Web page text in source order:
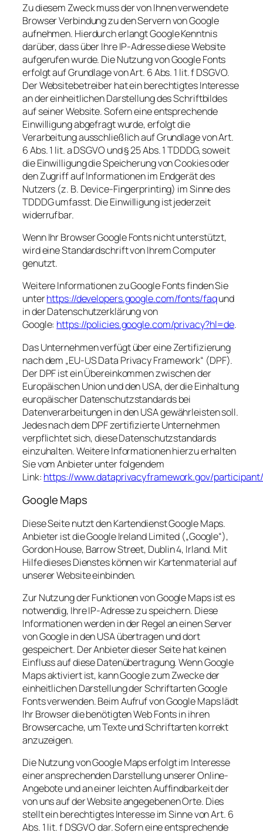
Zu diesem Zweck muss der von Ihnen verwendete
Browser Verbindung zu den Servern von Google
aufnehmen. Hierdurch erlangt Google Kenntnis
darüber, dass über Ihre IP-Adresse diese Website
aufgerufen wurde. Die Nutzung von Google Fonts
erfolgt auf Grundlage von Art. 6 Abs. 1 lit. f DSGVO.
Der Websitebetreiber hat ein berechtigtes Interesse
an der einheitlichen Darstellung des Schriftbildes
auf seiner Website. Sofern eine entsprechende
Einwilligung abgefragt wurde, erfolgt die
Verarbeitung ausschließlich auf Grundlage von Art.
6 Abs. 1 lit. a DSGVO und § 25 Abs. 1 TDDDG, soweit
die Einwilligung die Speicherung von Cookies oder
den Zugriff auf Informationen im Endgerät des
Nutzers (z. B. Device-Fingerprinting) im Sinne des
TDDDG umfasst. Die Einwilligung ist jederzeit
widerrufbar.
Wenn Ihr Browser Google Fonts nicht unterstützt,
wird eine Standardschrift von Ihrem Computer
genutzt.
Weitere Informationen zu Google Fonts finden Sie
unterhttps://developers.google.com/fonts/faqund
in der Datenschutzerklärung von
Google: https://policies.google.com/privacy?hl=de.
Das Unternehmen verfügt über eine Zertifizierung
nach dem „EU-US Data Privacy Framework“ (DPF).
Der DPF ist ein Übereinkommen zwischen der
Europäischen Union und den USA, der die Einhaltung
europäischer Datenschutzstandards bei
Datenverarbeitungen in den USA gewährleisten soll.
Jedes nach dem DPF zertifizierte Unternehmen
verpflichtet sich, diese Datenschutzstandards
einzuhalten. Weitere Informationen hierzu erhalten
Sie vom Anbieter unter folgendem
Link: https://www.dataprivacyframework.gov/
Google Maps
Diese Seite nutzt den Kartendienst Google Maps.
Anbieter ist die Google Ireland Limited („Google“),
Gordon House, Barrow Street, Dublin 4, Irland. Mit
Hilfe dieses Dienstes können wir Kartenmaterial auf
unserer Website einbinden.
Zur Nutzung der Funktionen von Google Maps ist es
notwendig, Ihre IP-Adresse zu speichern. Diese
Informationen werden in der Regel an einen Server
von Google in den USA übertragen und dort
gespeichert. Der Anbieter dieser Seite hat keinen
Einfluss auf diese Datenübertragung. Wenn Google
Maps aktiviert ist, kann Google zum Zwecke der
einheitlichen Darstellung der Schriftarten Google
Fonts verwenden. Beim Aufruf von Google Maps lädt
Ihr Browser die benötigten Web Fonts in ihren
Browsercache, um Texte und Schriftarten korrekt
anzuzeigen.
Die Nutzung von Google Maps erfolgt im Interesse
einer ansprechenden Darstellung unserer Online-
Angebote und an einer leichten Auffindbarkeit der
von uns auf der Website angegebenen Orte. Dies
stellt ein berechtigtes Interesse im Sinne von Art. 6
Abs. 1 lit. f DSGVO dar. Sofern eine entsprechende